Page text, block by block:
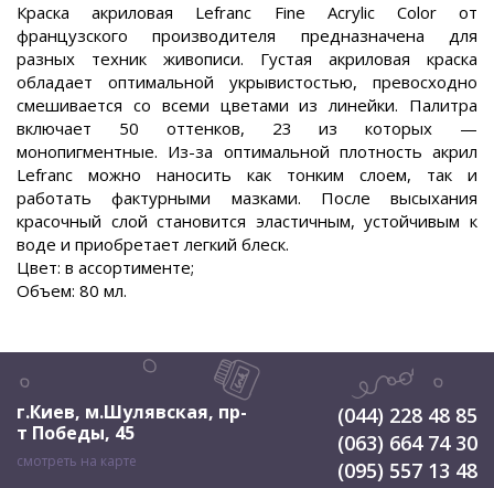
Краска акриловая Lefranc Fine Acrylic Color от
французского производителя предназначена для
разных техник живописи. Густая акриловая краска
обладает оптимальной укрывистостью, превосходно
смешивается со всеми цветами из линейки. Палитра
включает 50 оттенков, 23 из которых —
монопигментные. Из-за оптимальной плотность акрил
Lefranc можно наносить как тонким слоем, так и
работать фактурными мазками. После высыхания
красочный слой становится эластичным, устойчивым к
воде и приобретает легкий блеск.
Цвет: в ассортименте;
Объем: 80 мл.
г.Киев, м.Шулявская, пр-
т Победы, 45
смотреть на карте
(044) 228 48 85
(063) 664 74 30
(095) 557 13 48